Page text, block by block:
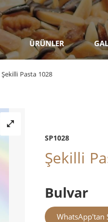
ÜRÜNLER
Şekilli Pasta 1028
SP1028
Şekilli
Bulvar
WhatsApp'tan